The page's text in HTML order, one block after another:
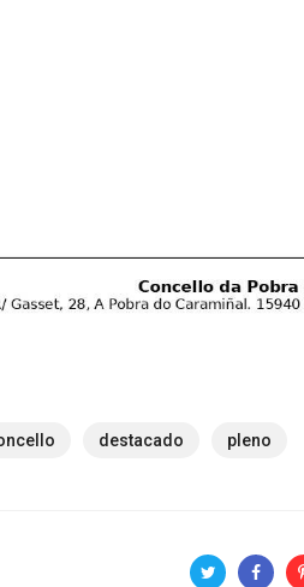
destacado pleno